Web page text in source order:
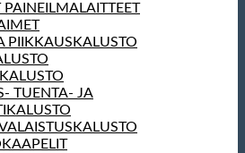
PIIKKAUSKALUSTO
TUENTA- JA